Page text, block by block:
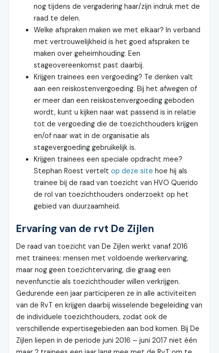
nog tijdens de vergadering haar/zijn indruk met de
raad te delen.
Welke afspraken maken we met elkaar? In verband
met vertrouwelijkheid is het goed afspraken te
maken over geheimhouding. Een
stageovereenkomst past daarbij.
Krijgen trainees een vergoeding? Te denken valt
aan een reiskostenvergoeding. Bij het afwegen of
er meer dan een reiskostenvergoeding geboden
wordt, kunt u kijken naar wat passend is in relatie
tot de vergoeding die de toezichthouders krijgen
en/of naar wat in de organisatie als
stagevergoeding gebruikelijk is.
Krijgen trainees een speciale opdracht mee?
Stephan Roest verteltop deze site hoe hij als
trainee bij de raad van toezicht van HVO Querido
de rol van toezichthouders onderzoekt op het
gebied van duurzaamheid.
Ervaring van de rvt De Zijlen
De raad van toezicht van De Zijlen werkt vanaf 2016
met trainees: mensen met voldoende werkervaring,
maar nog geen toezichtervaring, die graag een
nevenfunctie als toezichthouder willen verkrijgen.
Gedurende een jaar participeren ze in alle activiteiten
van de RvT en krijgen daarbij wisselende begeleiding van
de individuele toezichthouders, zodat ook de
verschillende expertisegebieden aan bod komen. Bij De
Zijlen liepen in de periode juni 2016 – juni 2017 niet één